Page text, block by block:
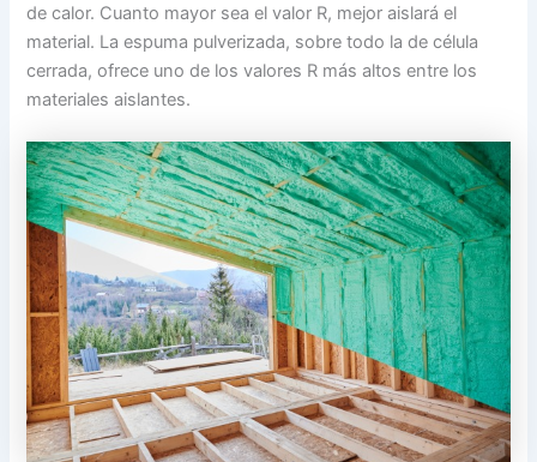
de calor. Cuanto mayor sea el valor R, mejor aislará el
material. La espuma pulverizada, sobre todo la de célula
cerrada, ofrece uno de los valores R más altos entre los
materiales aislantes.